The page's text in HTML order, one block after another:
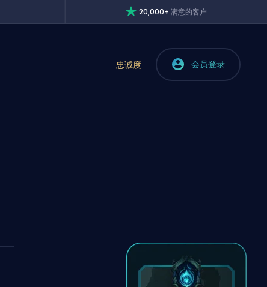
20,000+满意的客户
忠诚度 会员登录